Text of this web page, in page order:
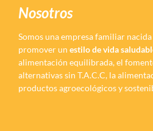
Nosotros
Somos una empresa familiar
promover un estilo de vida
alimentación equilibrada, el
alternativas sin T.A.C.C, la
productos agroecológicos y